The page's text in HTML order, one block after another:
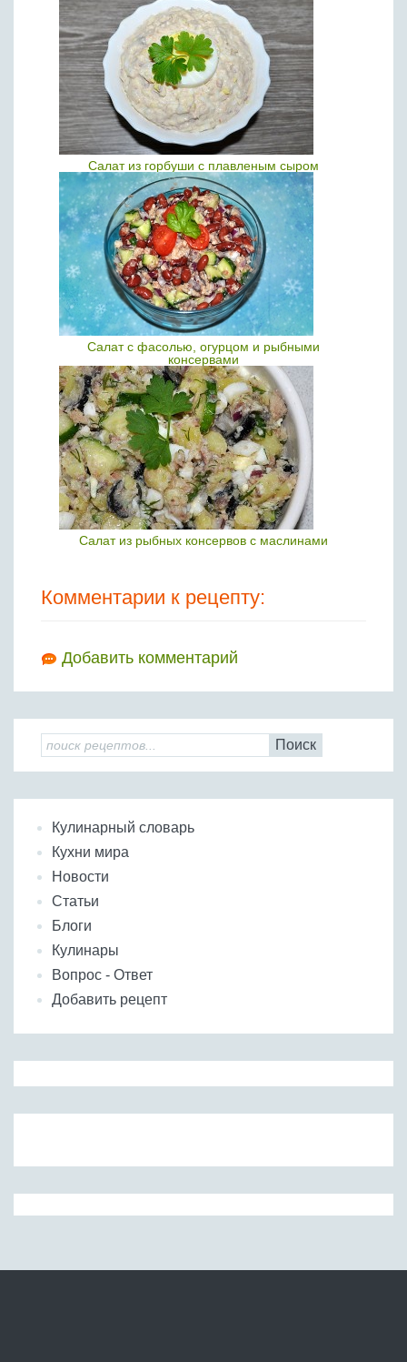
Салат из горбуши с плавленым сыром
Салат с фасолью, огурцом и рыбными
консервами
Салат из рыбных консервов с маслинами
Комментарии к рецепту:
Добавить комментарий
Поиск
Кулинарный словарь
Кухни мира
Новости
Статьи
Блоги
Кулинары
Вопрос - Ответ
Добавить рецепт